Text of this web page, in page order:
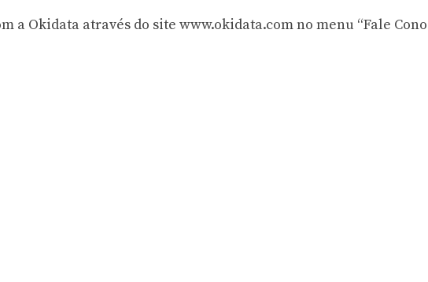
a Okidata através do site www.okidata.com no menu “Fale